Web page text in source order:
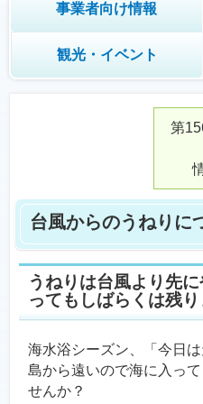
事業者向け情報
観光・イベント
第
台風からのうねりに
うねりは台風より先
ってもしばらくは残
海水浴シーズン、「今日
島から遠いので海に入っ
せんか？